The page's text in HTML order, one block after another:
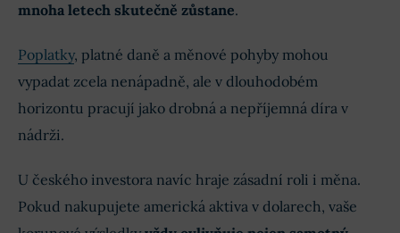
mnoha letech skutečně zůstane.
Poplatky, platné daně a měnové pohyby mohou
vypadat zcela nenápadně, ale v dlouhodobém
horizontu pracují jako drobná a nepříjemná díra v
nádrži.
U českého investora navíc hraje zásadní roli i měna.
Pokud nakupujete americká aktiva v dolarech, vaše